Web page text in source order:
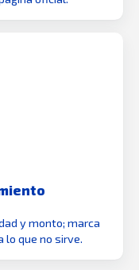
y monto; marca
que no sirve.